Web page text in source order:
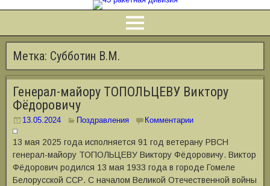
Метка: Субботин В.М.
Генерал-майору ТОПОЛЬЦЕВУ Виктору
Фёдоровичу
13.05.2024 Поздравления Комментарии
13 мая 2025 года исполняется 91 год ветерану РВСН
генерал-майору ТОПОЛЬЦЕВУ Виктору Фёдоровичу. Виктор
Фёдорович родился 13 мая 1933 года в городе Гомеле
Белорусской ССР. С началом Великой Отечественной войны